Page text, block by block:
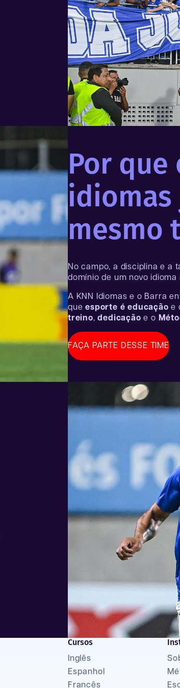
Por que
idiomas
mesmo
No campo, a disciplina e a
domínio de um novo idioma
A KNN Idiomas e o Barra
queesporte é educação e
treino,dedicação e o
FAÇA PARTE DESSE TIME
Cursos
Inglês
Espanhol
Francês